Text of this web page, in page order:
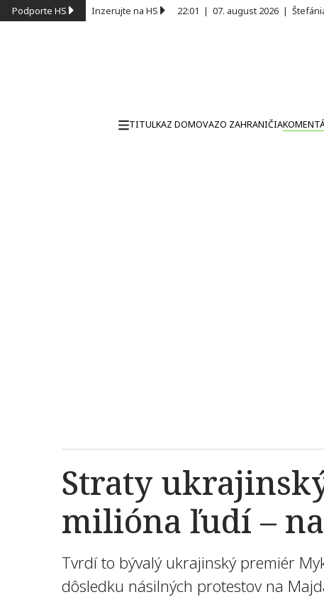
Podporte HS Inzerujte na HS 22:01 | 07. august 2026 |
TITULKAZ DOMOVAZO ZAHRANIČIA
Straty
milióna ľudí –
Tvrdí to bývalý ukrajinský premiér
dôsledku násilných protestov na